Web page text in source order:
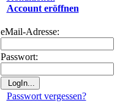
Account eröffnen
eMail-Adresse:
Passwort:
Passwort vergessen?